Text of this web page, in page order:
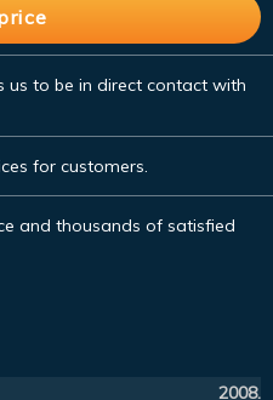
us to be in direct contact with
for customers.
and thousands of satisfied
2008.